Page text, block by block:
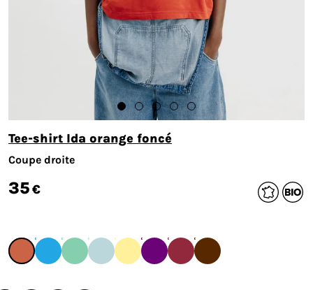
Tee-shirt Ida orange foncé
Coupe droite
35€